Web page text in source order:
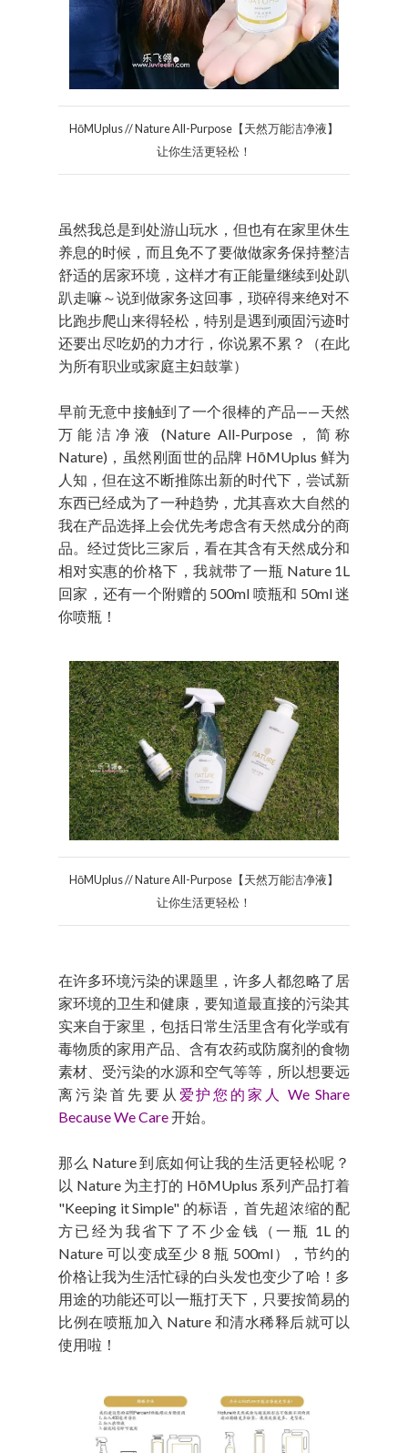
HōMUplus // Nature All-Purpose【天然万能洁净液】
让你生活更轻松！
虽然我总是到处游山玩水，但也有在家里休生
养息的时候，而且免不了要做做家务保持整洁
舒适的居家环境，这样才有正能量继续到处趴
趴走嘛～说到做家务这回事，琐碎得来绝对不
比跑步爬山来得轻松，特别是遇到顽固污迹时
还要出尽吃奶的力才行，你说累不累？（在此
为所有职业或家庭主妇鼓掌）
早前无意中接触到了一个很棒的产品——天然
万能洁净液 (Nature All-Purpose，简称
Nature)，虽然刚面世的品牌 HōMUplus 鲜为
人知，但在这不断推陈出新的时代下，尝试新
东西已经成为了一种趋势，尤其喜欢大自然的
我在产品选择上会优先考虑含有天然成分的商
品。经过货比三家后，看在其含有天然成分和
相对实惠的价格下，我就带了一瓶 Nature 1L
回家，还有一个附赠的 500ml 喷瓶和 50ml 迷
你喷瓶！
HōMUplus // Nature All-Purpose【天然万能洁净液】
让你生活更轻松！
在许多环境污染的课题里，许多人都忽略了居
家环境的卫生和健康，要知道最直接的污染其
实来自于家里，包括日常生活里含有化学或有
毒物质的家用产品、含有农药或防腐剂的食物
素材、受污染的水源和空气等等，所以想要远
离污染首先要从 爱护您的家人 We Share
Because We Care开始。
那么 Nature 到底如何让我的生活更轻松呢？
以 Nature 为主打的 HōMUplus 系列产品打着
"Keeping it Simple" 的标语，首先超浓缩的配
方已经为我省下了不少金钱（一瓶 1L 的
Nature 可以变成至少 8 瓶 500ml），节约的
价格让我为生活忙碌的白头发也变少了哈！多
用途的功能还可以一瓶打天下，只要按简易的
比例在喷瓶加入 Nature 和清水稀释后就可以
使用啦！